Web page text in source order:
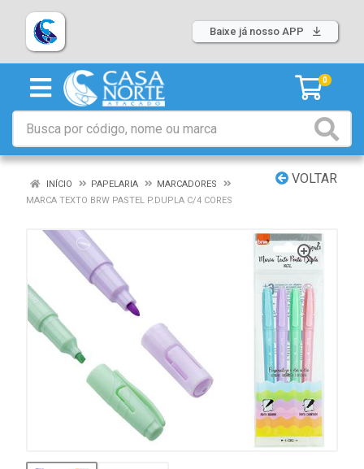
Baixe já nosso APP
0
VOLTAR
INÍCIO PAPELARIA
MARCADORES
MARCA TEXTO BRW PASTEL P.DUPLA C/4 CORES